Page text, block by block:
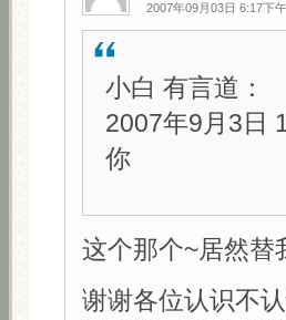
2007年09月03日 6:17下午
小白 有言道：
2007年9月3日
你
这个那个~居然替
谢谢各位认识不